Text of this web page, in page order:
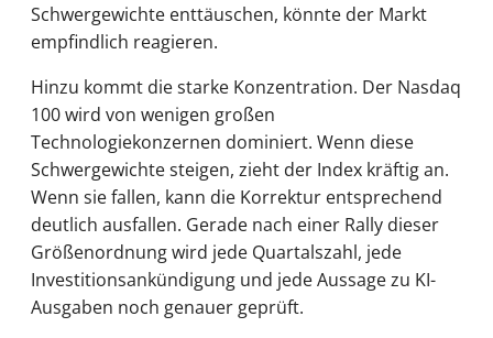
Schwergewichte enttäuschen, könnte der Markt
empfindlich reagieren.
Hinzu kommt die starke Konzentration. Der Nasdaq
100 wird von wenigen großen
Technologiekonzernen dominiert. Wenn diese
Schwergewichte steigen, zieht der Index kräftig an.
Wenn sie fallen, kann die Korrektur entsprechend
deutlich ausfallen. Gerade nach einer Rally dieser
Größenordnung wird jede Quartalszahl, jede
Investitionsankündigung und jede Aussage zu KI-
Ausgaben noch genauer geprüft.